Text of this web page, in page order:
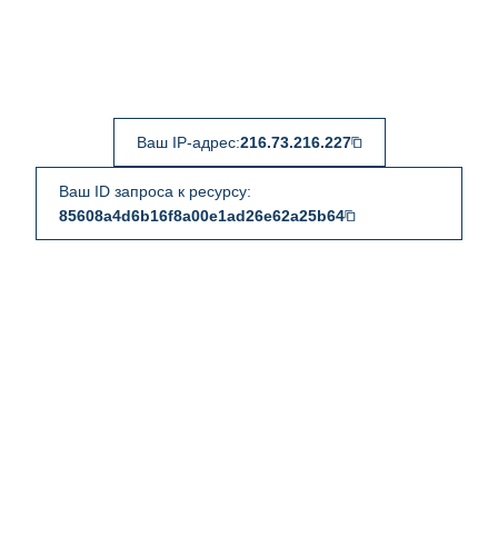
Ваш IP-адрес:216.73.216.227
Ваш ID запроса к ресурсу:
85608a4d6b16f8a00e1ad26e62a25b64